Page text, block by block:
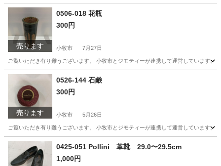
愛知 小牧市 染付
売ります
0506-018 花瓶
300円
小牧市 7月27日
ご覧いただき有り難うございます。 小牧市とジモティーが連携して運営していま
愛知 小牧市
売ります
0526-144 石鹸
300円
小牧市 5月26日
ご覧いただき有り難うございます。 小牧市とジモティーが連携して運営していま
愛知 小牧市 リユース
0425-051 Pollini 革靴 29.0〜29.5cm
1,000円